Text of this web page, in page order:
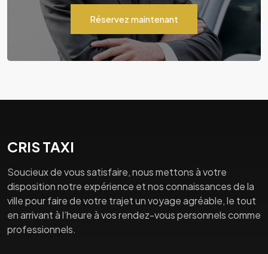
Réservez maintenant
CRIS TAXI
Soucieux de vous satisfaire, nous mettons à votre
disposition notre expérience et nos connaissances de la
ville pour faire de votre trajet un voyage agréable, le tout
en arrivant à l’heure à vos rendez-vous personnels comme
professionnels.